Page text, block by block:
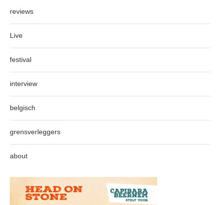
reviews
Live
festival
interview
belgisch
grensverleggers
about